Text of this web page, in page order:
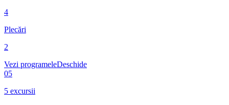
4
Plecări
2
Vezi programeleDeschide
05
5 excursii